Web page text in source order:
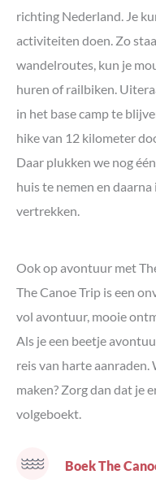
richting Nederland. Je
activiteiten doen. Zo
wandelroutes, kun je
huren of railbiken.
in het base camp te
hike van 12 kilometer
Daar plukken we nog
huis te nemen en
vertrekken.
Ook op avontuur met
The Canoe Trip is een
vol avontuur, mooie
Als je een beetje
reis van harte aanraden.
maken? Zorg dan dat je
volgeboekt.
Boek The